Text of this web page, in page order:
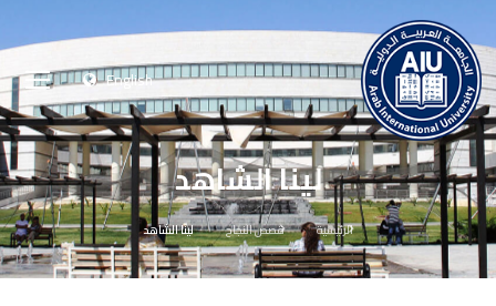
English
لينا الشاهد
الرئيسية قصص النجاح لينا الشاهد